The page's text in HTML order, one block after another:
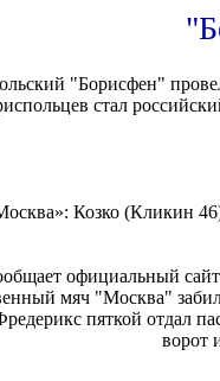
"Борисфен"
стал
Козко (Кликин
официальный
мяч "Москва"
пяткой отдал
ворот